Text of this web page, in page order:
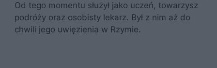
Od tego momentu służył jako uczeń, towarzysz
podróży oraz osobisty lekarz. Był z nim aż do
chwili jego uwięzienia w Rzymie.